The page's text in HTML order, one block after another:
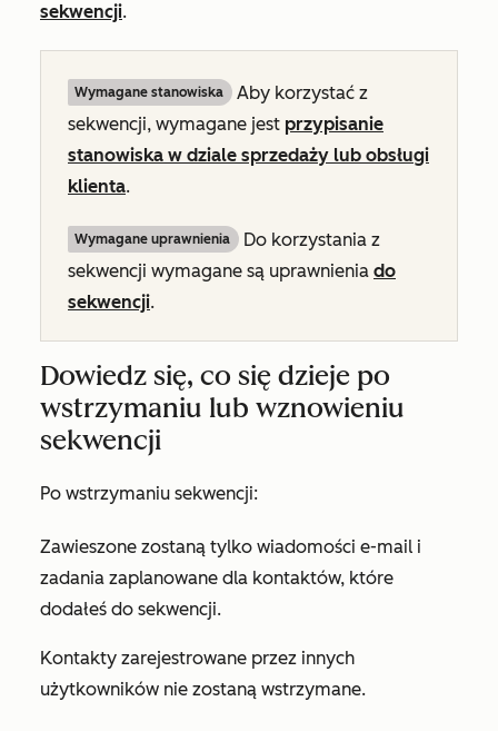
sekwencji.
Wymagane stanowiska
Aby korzystać z
sekwencji, wymagane jest przypisanie
stanowiska w dziale sprzedaży lub obsługi
klienta.
Wymagane uprawnienia
Do korzystania z
sekwencji wymagane są uprawnienia do
sekwencji.
Dowiedz się, co się dzieje po
wstrzymaniu lub wznowieniu
sekwencji
Po wstrzymaniu sekwencji:
Zawieszone zostaną tylko wiadomości e-mail i
zadania zaplanowane dla kontaktów, które
dodałeś do sekwencji.
Kontakty zarejestrowane przez innych
użytkowników nie zostaną wstrzymane.